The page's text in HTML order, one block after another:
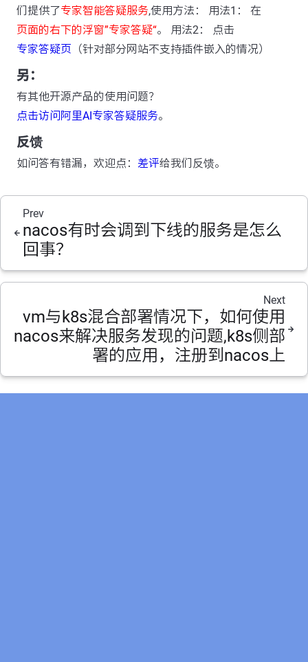
们提供了专家智能答疑服务,使用方法： 用法1： 在
页面的右下的浮窗”专家答疑“。 用法2： 点击
专家答疑页 （针对部分网站不支持插件嵌入的情况）
另：
有其他开源产品的使用问题？
点击访问阿里AI专家答疑服务。
反馈
如问答有错漏，欢迎点： 差评给我们反馈。
Prev
nacos有时会调到下线的服务是怎么
回事？
Next
vm与k8s混合部署情况下，如何使用
nacos来解决服务发现的问题,k8s侧部
署的应用，注册到nacos上